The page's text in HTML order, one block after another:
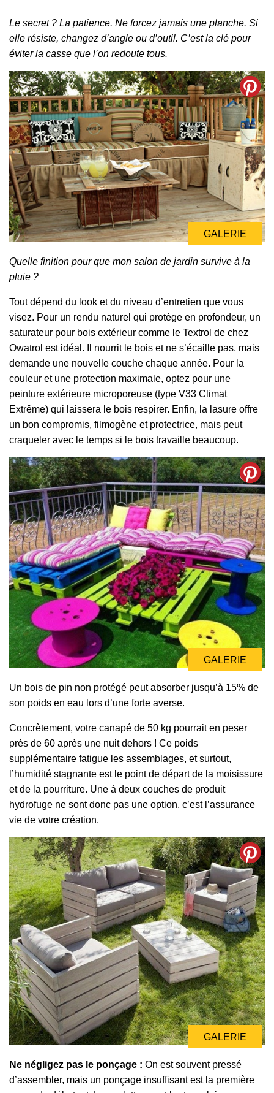
Le secret ? La patience. Ne forcez jamais une planche. Si
elle résiste, changez d’angle ou d’outil. C’est la clé pour
éviter la casse que l’on redoute tous.
GALERIE
GALERIE
Quelle finition pour que mon salon de jardin survive à la
pluie ?
Tout dépend du look et du niveau d’entretien que vous
visez. Pour un rendu naturel qui protège en profondeur, un
saturateur pour bois extérieur comme le Textrol de chez
Owatrol est idéal. Il nourrit le bois et ne s’écaille pas, mais
demande une nouvelle couche chaque année. Pour la
couleur et une protection maximale, optez pour une
peinture extérieure microporeuse (type V33 Climat
Extrême) qui laissera le bois respirer. Enfin, la lasure offre
un bon compromis, filmogène et protectrice, mais peut
craqueler avec le temps si le bois travaille beaucoup.
GALERIE
GALERIE
Un bois de pin non protégé peut absorber jusqu’à 15% de
son poids en eau lors d’une forte averse.
Concrètement, votre canapé de 50 kg pourrait en peser
près de 60 après une nuit dehors ! Ce poids
supplémentaire fatigue les assemblages, et surtout,
l’humidité stagnante est le point de départ de la moisissure
et de la pourriture. Une à deux couches de produit
hydrofuge ne sont donc pas une option, c’est l’assurance
vie de votre création.
GALERIE
GALERIE
Ne négligez pas le ponçage : On est souvent pressé
d’assembler, mais un ponçage insuffisant est la première